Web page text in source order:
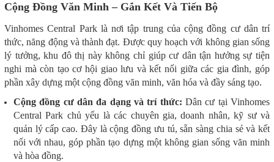
Cộng Đồng Văn Minh – Gắn Kết Và Tiến Bộ
Vinhomes Central Park là nơi tập trung của cộng đồng cư dân trí
thức, năng động và thành đạt. Được quy hoạch với không gian sống
lý tưởng, khu đô thị này không chỉ giúp cư dân tận hưởng sự tiện
nghi mà còn tạo cơ hội giao lưu và kết nối giữa các gia đình, góp
phần xây dựng một cộng đồng văn minh, văn hóa và đầy sáng tạo.
Cộng đồng cư dân đa dạng và trí thức: Dân cư tại Vinhomes
Central Park chủ yếu là các chuyên gia, doanh nhân, kỹ sư và
quản lý cấp cao. Đây là cộng đồng ưu tú, sẵn sàng chia sẻ và kết
nối với nhau, góp phần tạo dựng một không gian sống văn minh
và hòa đồng.